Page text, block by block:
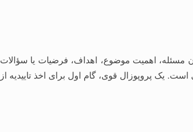
مسئله، اهمیت موضوع، اهداف، فرضیات یا سؤالات
یک پروپوزال قوی، گام اول برای اخذ تاییدیه از